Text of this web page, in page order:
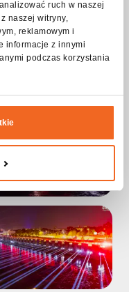
ruch w naszej
naszej witryny,
reklamowym i
informacje z innymi
podczas korzystania